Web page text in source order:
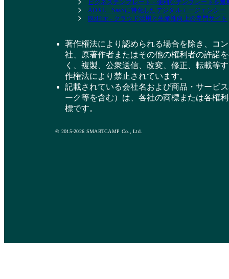
ビジネステンプレート - 便利なテンプレートを無
ADXL - SaaSに特化したデジタルエージェンシー
BizHint - クラウド活用と生産性向上の専門サイト
著作権法により認められる場合を除き、コ
社、原著作者またはその他の権利者の許諾
く、複製、公衆送信、改変、修正、転載等
作権法により禁止されています。
記載されている会社名および商品・サービ
ーク等を含む）は、各社の商標または各権
標です。
© 2015-2026 SMARTCAMP Co., Ltd.